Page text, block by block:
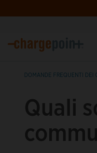
DOMANDE FREQUENTI DEI
Quali